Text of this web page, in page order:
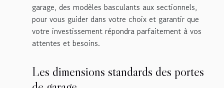
garage, des modèles basculants aux sectionnels,
pour vous guider dans votre choix et garantir que
votre investissement répondra parfaitement à vos
attentes et besoins.
Les dimensions standards des portes